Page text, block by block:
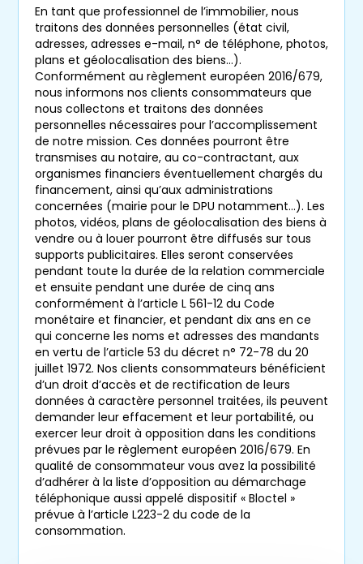
détails en agence la justification de cet âge.
En outre, notre agence deviager sur
Marseilleintervient dans la cité phocéenne
et dans ses pourtours , comme àCassis,La
Ciotat, Gémenos, Carnoux, Roquefort La
Bédoule, Aubagne, Allauch, Plan de Cuques,
Ensuès-La-Redonne, Carry-Le-Rouet, Sausset
les Pins ou encoreMartigues, et à d’autres
endroits du département desBouches-du-
Rhôneafin de trouver le bien correspondant
à vos envies.
Fort d’un réseau national ancré et solidaire,
Viagimmopeut faire bénéficier tant aux
acheteurs qu’aux vendeurs des opportunités
viagèressur tout le territoire grâce à nos
nombreuses agences. Nous serons ravis
également de vous accueillir dans notre
agence Viagimmo de Marseilleaux
horaires d’ouverture, pour initier votre projet
de vente ou d’acquisition enviager. N’hésitez
pas à parcourir nosannoncesen ligne. Votre
perle rare y est peut-être déjà ?
Nous sommes également joignables par mail
ou par téléphone aux coordonnées indiquées
En tant que professionnel de l’immobilier, nous
traitons des données personnelles (état civil,
adresses, adresses e-mail, n° de téléphone, photos,
plans et géolocalisation des biens…).
Conformément au règlement européen 2016/679,
nous informons nos clients consommateurs que
nous collectons et traitons des données
personnelles nécessaires pour l’accomplissement
de notre mission. Ces données pourront être
transmises au notaire, au co-contractant, aux
organismes financiers éventuellement chargés du
financement, ainsi qu’aux administrations
concernées (mairie pour le DPU notamment…). Les
photos, vidéos, plans de géolocalisation des biens à
vendre ou à louer pourront être diffusés sur tous
supports publicitaires. Elles seront conservées
pendant toute la durée de la relation commerciale
et ensuite pendant une durée de cinq ans
conformément à l’article L 561-12 du Code
monétaire et financier, et pendant dix ans en ce
qui concerne les noms et adresses des mandants
en vertu de l’article 53 du décret n° 72-78 du 20
juillet 1972. Nos clients consommateurs bénéficient
d’un droit d’accès et de rectification de leurs
données à caractère personnel traitées, ils peuvent
demander leur effacement et leur portabilité, ou
exercer leur droit à opposition dans les conditions
prévues par le règlement européen 2016/679. En
qualité de consommateur vous avez la possibilité
d’adhérer à la liste d’opposition au démarchage
téléphonique aussi appelé dispositif « Bloctel »
prévue à l’article L223-2 du code de la
consommation.
Ne manquez aucun bien
correspondant à votre
recherche